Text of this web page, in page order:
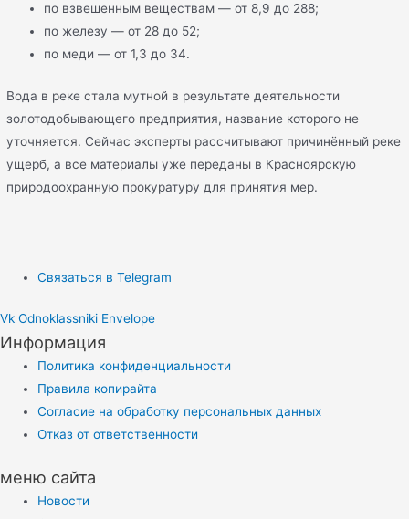
по взвешенным веществам — от 8,9 до 288;
по железу — от 28 до 52;
по меди — от 1,3 до 34.
Вода в реке стала мутной в результате деятельности
золотодобывающего предприятия, название которого не
уточняется. Сейчас эксперты рассчитывают причинённый реке
ущерб, а все материалы уже переданы в Красноярскую
природоохранную прокуратуру для принятия мер.
Связаться в Telegram
Vk Odnoklassniki Envelope
Информация
Политика конфиденциальности
Правила копирайта
Согласие на обработку персональных данных
Отказ от ответственности
меню сайта
Новости